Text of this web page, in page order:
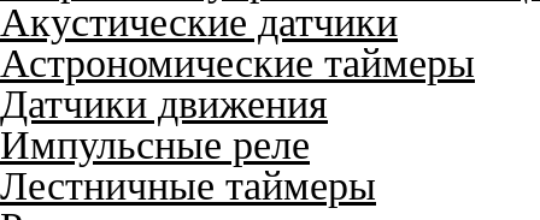
Акустические датчики
Астрономические таймеры
Датчики движения
Импульсные реле
Лестничные таймеры